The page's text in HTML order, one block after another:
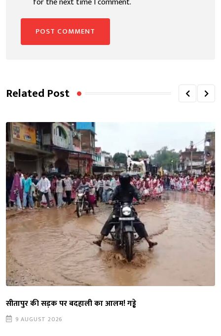
Related Post
सीतापुर की सड़क पर बदहाली का आलम! गड्ढे
9 AUGUST 2026